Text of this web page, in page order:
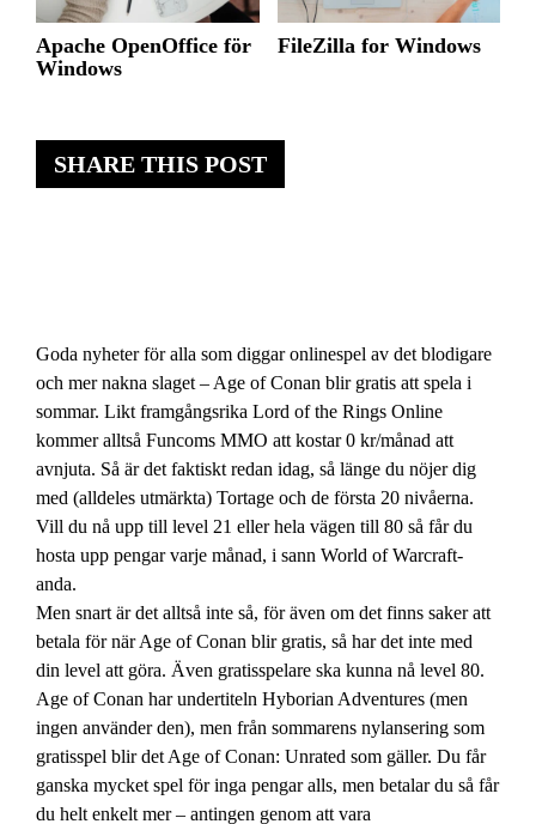
SHARE THIS POST
Goda nyheter för alla som diggar onlinespel av det blodigare
och mer nakna slaget – Age of Conan blir gratis att spela i
sommar. Likt framgångsrika Lord of the Rings Online
kommer alltså Funcoms MMO att kostar 0 kr/månad att
avnjuta. Så är det faktiskt redan idag, så länge du nöjer dig
med (alldeles utmärkta) Tortage och de första 20 nivåerna.
Vill du nå upp till level 21 eller hela vägen till 80 så får du
hosta upp pengar varje månad, i sann World of Warcraft-
anda.
Men snart är det alltså inte så, för även om det finns saker att
betala för när Age of Conan blir gratis, så har det inte med
din level att göra. Även gratisspelare ska kunna nå level 80.
Age of Conan har undertiteln Hyborian Adventures (men
ingen använder den), men från sommarens nylansering som
gratisspel blir det Age of Conan: Unrated som gäller. Du får
ganska mycket spel för inga pengar alls, men betalar du så får
du helt enkelt mer – antingen genom att vara
Apache OpenOffice för
Windows
FileZilla for Windows